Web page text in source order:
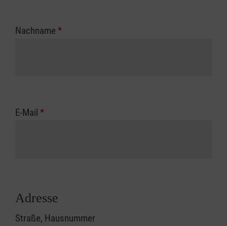
Nachname *
E-Mail *
Adresse
Straße, Hausnummer